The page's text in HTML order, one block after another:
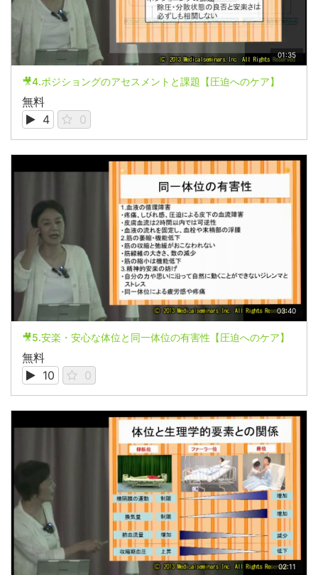
01:35
🎥4.ポジショングのアセスメントと課題【圧迫へのケア】
無料
4
0
03:40
🎥5.安楽・安心な体位と同一体位の有害性【圧迫へのケア】
無料
10
0
02:11